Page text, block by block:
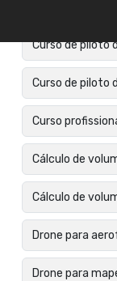
Curso de piloto
Curso de piloto
Curso
Cálculo de
Cálculo de
Drone para
Drone para